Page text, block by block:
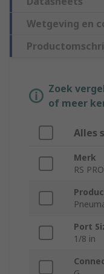
Wetgeving en
Zoek
of meer
Alles
Merk
RS PRO
Port
1/8 in